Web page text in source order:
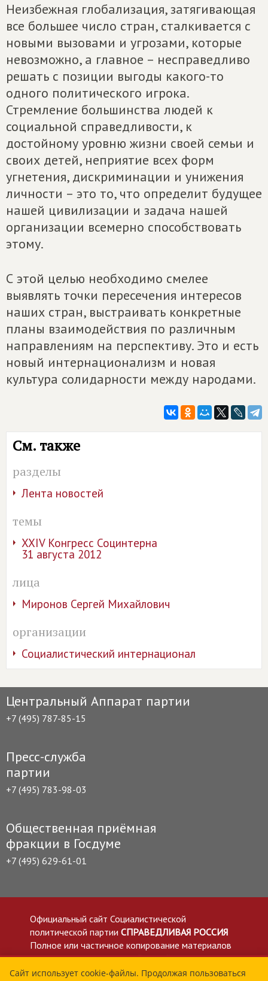
Неизбежная глобализация, затягивающая
все большее число стран, сталкивается с
новыми вызовами и угрозами, которые
невозможно, а главное – несправедливо
решать с позиции выгоды какого-то
одного политического игрока.
Стремление большинства людей к
социальной справедливости, к
достойному уровню жизни своей семьи и
своих детей, неприятие всех форм
угнетения, дискриминации и унижения
личности – это то, что определит будущее
нашей цивилизации и задача нашей
организации всемерно способствовать
этому.
С этой целью необходимо смелее
выявлять точки пересечения интересов
наших стран, выстраивать конкретные
планы взаимодействия по различным
направлениям на перспективу. Это и есть
новый интернационализм и новая
культура солидарности между народами.
См. также
разделы
Лента новостей
темы
XXIV Конгресс Социнтерна
31 августа 2012
лица
Миронов Сергей Михайлович
организации
Социалистический интернационал
Центральный Аппарат партии
+7 (495) 787-85-15
Пресс-служба
партии
+7 (495) 783-98-03
Общественная приёмная
фракции в Госдуме
+7 (495) 629-61-01
Официальный сайт Социалистической
политической партии СПРАВЕДЛИВАЯ РОССИЯ
Полное или частичное копирование материалов
приветствуется со ссылкой на сайт spravedlivo.ru
Политика в отношении обработки персональных
Сайт использует cookie-файлы. Продолжая пользоваться